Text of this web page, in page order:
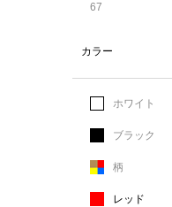
67
カラー
ホワイト
ブラック
柄
レッド